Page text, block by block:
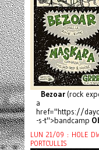
Bezoar(rock
a
href="https://
-s-t">bandcamp
LUN 21/09 : HOLE
PORTCULLIS